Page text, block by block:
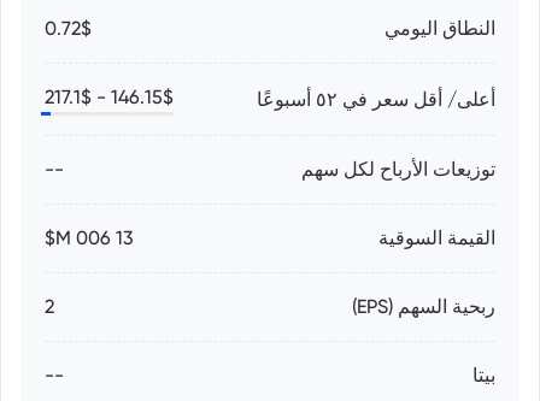
النطاق اليومي 0.72$
أعلى/ أقل سعر في ٥٢ أسبوعًا 146.15$ -
217.1$
توزيعات الأرباح لكل سهم --
القيمة السوقية 13 006 M$
ربحية السهم (EPS) 2
بيتا --